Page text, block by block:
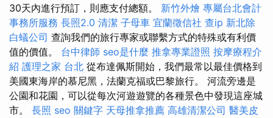
30天內進行預訂，則應支付總額。 新竹外燴 專屬台北會計
事務所服務 長照2.0 清潔 子母車 宜蘭徵信社 查ip 新北除
白蟻公司 查詢我們的旅行專家或聯繫方式的特殊或有利價
值的價值。 台中律師 seo是什麼 推拿專業證照 按摩療程介
紹 護理之家 台北 從布達佩斯開始，我們最常以最佳價格到
美國東海岸的慕尼黑，法蘭克福或巴黎旅行。 河流旁邊是
公園和花園，可以從每次河遊遊覽的各種景色中發現這座城
市。 長照 seo 關鍵字 天母推拿推薦 高雄清潔公司 醫美皮